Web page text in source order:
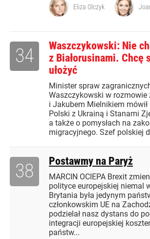
Eliza Olczyk
Waszczykowski: Nie
z Białorusinami. Chcę
ułożyć
Minister spraw
Waszczykowski w rozmowie
i Jakubem Mielnikiem
Polski z Ukrainą i Stanami
a także o pomysłach na
migracyjnego. Szef polskiej
34
Postawmy na Paryż
MARCIN OCIEPA Brexit
polityce europejskiej niemal
Brytania była jedynym
członkowskim UE na
podzielał nasz dystans do
integracji europejskiej
państw...
38